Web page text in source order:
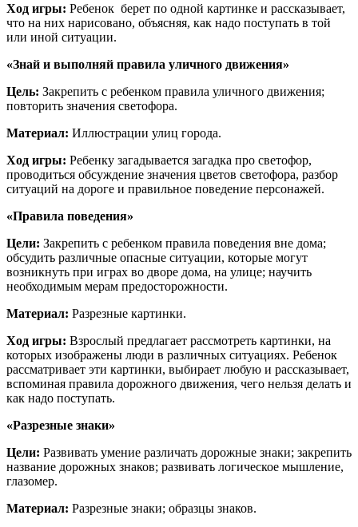
Ход игры: Ребенок берет по одной картинке и рассказывает,
что на них нарисовано, объясняя, как надо поступать в той
или иной ситуации.
«Знай и выполняй правила уличного движения»
Цель: Закрепить с ребенком правила уличного движения;
повторить значения светофора.
Материал: Иллюстрации улиц города.
Ход игры: Ребенку загадывается загадка про светофор,
проводиться обсуждение значения цветов светофора, разбор
ситуаций на дороге и правильное поведение персонажей.
«Правила поведения»
Цели: Закрепить с ребенком правила поведения вне дома;
обсудить различные опасные ситуации, которые могут
возникнуть при играх во дворе дома, на улице; научить
необходимым мерам предосторожности.
Материал: Разрезные картинки.
Ход игры: Взрослый предлагает рассмотреть картинки, на
которых изображены люди в различных ситуациях. Ребенок
рассматривает эти картинки, выбирает любую и рассказывает,
вспоминая правила дорожного движения, чего нельзя делать и
как надо поступать.
«Разрезные знаки»
Цели: Развивать умение различать дорожные знаки; закрепить
название дорожных знаков; развивать логическое мышление,
глазомер.
Материал: Разрезные знаки; образцы знаков.